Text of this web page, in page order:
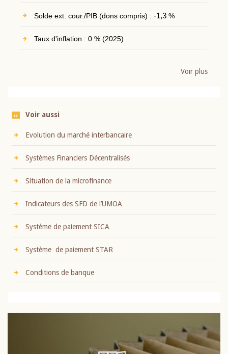
Solde ext. cour./PIB (dons compris) : -1,3%
Taux d'inflation : 0 % (2025)
Voir plus
Voir aussi
Evolution du marché interbancaire
Systèmes Financiers Décentralisés
Situation de la microfinance
Indicateurs des SFD de l’UMOA
Système de paiement SICA
Système de paiement STAR
Conditions de banque